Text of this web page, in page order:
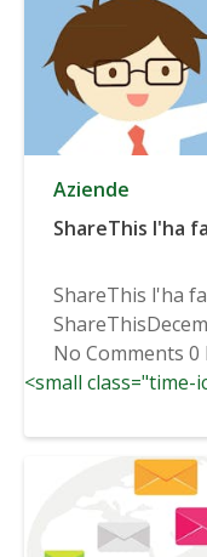
Aziende
ShareThis l'ha
ShareThis l'ha
No Comments
<small class="time-